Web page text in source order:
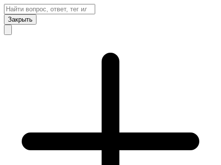
Закрыть